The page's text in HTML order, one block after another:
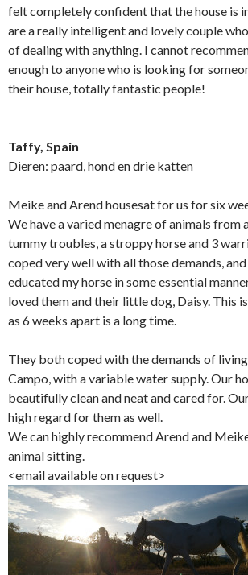
felt completely confident that the house is
are a really intelligent and lovely couple
of dealing with anything. I cannot
enough to anyone who is looking for
their house, totally fantastic people!
Taffy, Spain
Dieren: paard, hond en drie katten
Meike and Arend housesat for us for six
We have a varied menagre of animals from
tummy troubles, a stroppy horse and 3
coped very well with all those demands,
educated my horse in some essential
loved them and their little dog, Daisy. This
as 6 weeks apart is a long time.
They both coped with the demands of
Campo, with a variable water supply. Our
beautifully clean and neat and cared for.
high regard for them as well.
We can highly recommend Arend and
animal sitting.
<email available on request>